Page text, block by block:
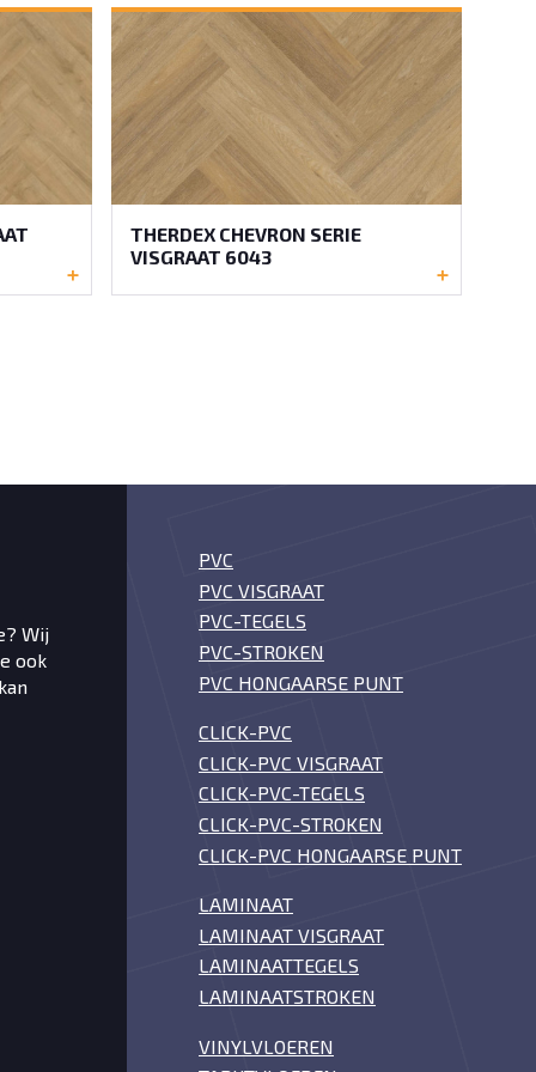
THERDEX CHEVRON SERIE
VISGRAAT 6043
Wij
ook
PVC
PVC VISGRAAT
PVC-TEGELS
PVC-STROKEN
PVC HONGAARSE PUNT
CLICK-PVC
CLICK-PVC VISGRAAT
CLICK-PVC-TEGELS
CLICK-PVC-STROKEN
CLICK-PVC HONGAARSE PUNT
LAMINAAT
LAMINAAT VISGRAAT
LAMINAATTEGELS
LAMINAATSTROKEN
VINYLVLOEREN